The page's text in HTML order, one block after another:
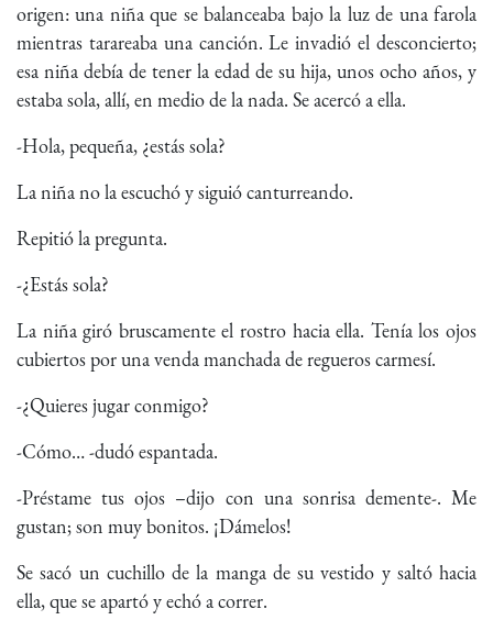
origen: una niña que se balanceaba bajo la luz de una farola
mientras tarareaba una canción. Le invadió el desconcierto;
esa niña debía de tener la edad de su hija, unos ocho años, y
estaba sola, allí, en medio de la nada. Se acercó a ella.
-Hola, pequeña, ¿estás sola?
La niña no la escuchó y siguió canturreando.
Repitió la pregunta.
-¿Estás sola?
La niña giró bruscamente el rostro hacia ella. Tenía los ojos
cubiertos por una venda manchada de regueros carmesí.
-¿Quieres jugar conmigo?
-Cómo… -dudó espantada.
-Préstame tus ojos –dijo con una sonrisa demente-. Me
gustan; son muy bonitos. ¡Dámelos!
Se sacó un cuchillo de la manga de su vestido y saltó hacia
ella, que se apartó y echó a correr.